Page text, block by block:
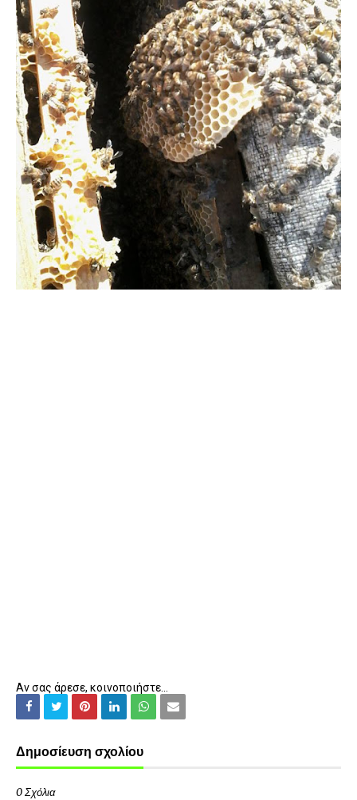
Αν σας άρεσε, κοινοποιήστε...
Δημοσίευση σχολίου
0 Σχόλια